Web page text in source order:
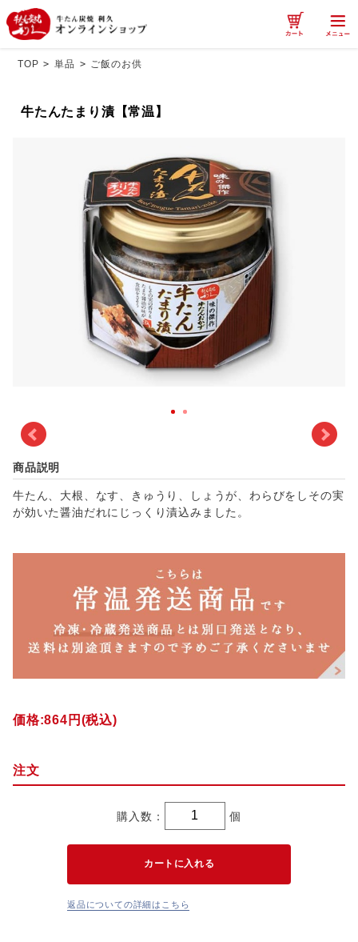
TOP > 単品 > ご飯のお供
牛たんたまり漬【常温】
商品説明
牛たん、大根、なす、きゅうり、しょうが、わらびをしその実
が効いた醤油だれにじっくり漬込みました。
価格:864円 (税込)
注文
購入数： 個
返品についての詳細はこちら